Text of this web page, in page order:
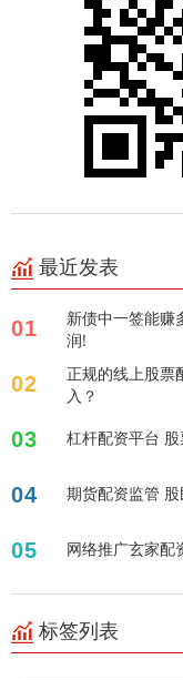
最近发表
01
新债中一签能赚
润!
02
正规的线上股票
入？
03 杠杆配资平台 股
04 期货配资监管
05 网络推广玄家配
标签列表